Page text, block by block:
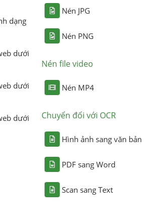
dạng
dưới
dưới
dưới
Nén JPG
Nén PNG
Nén file video
Nén MP4
Chuyển đổi với OCR
Hình ảnh sang văn bản
PDF sang Word
Scan sang Text